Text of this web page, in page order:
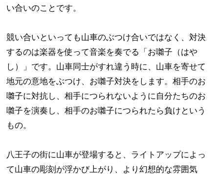
い合いのことです。
競い合いといっても山車のぶつけ合いではなく、対決
するのは楽器を使って音楽を奏でる「お囃子（はや
し）」です。山車同士がすれ違う時に、山車を寄せて
地元の意地をぶつけ、お囃子対決をします。相手のお
囃子に対抗し、相手につられないように自分たちのお
囃子を演奏し、相手のお囃子につられたら負けという
もの。
八王子の街に山車が登場すると、ライトアップによっ
て山車の彫刻が浮かび上がり、より幻想的な雰囲気